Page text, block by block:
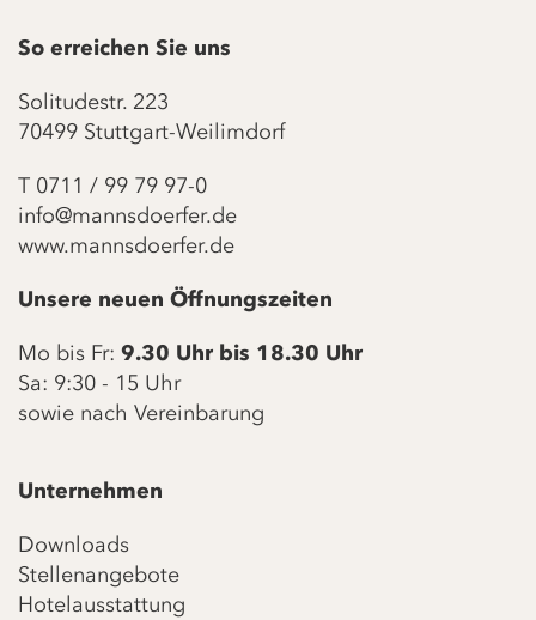
So erreichen Sie uns
Solitudestr. 223
70499 Stuttgart-Weilimdorf
T 0711 / 99 79 97-0
info@mannsdoerfer.de
www.mannsdoerfer.de
Unsere neuen Öffnungszeiten
Mo bis Fr: 9.30 Uhr bis 18.30 Uhr
Sa: 9:30 - 15 Uhr
sowie nach Vereinbarung
Unternehmen
Downloads
Stellenangebote
Hotelausstattung